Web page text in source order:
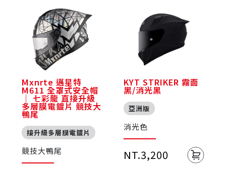
Mxnrte 邁星特
M611 全罩式安全帽
｜ 七彩龍 直接升級
多層膜電鍍片 競技大
鴨尾
接升級多層膜電鍍片
競技大鴨尾
KYT STRIKER 霧面
黑/消光黑
亞洲版
消光色
NT.3,200